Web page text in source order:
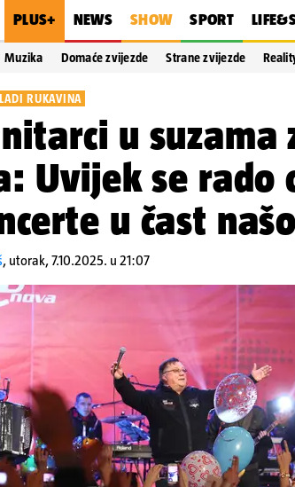
PLUS+ NEWS SHOW SPORT
Muzika Domaće zvijezde Strane zvijezde
RUKAVINA
u suzama
Uvijek se rado
u čast
, utorak, 7.10.2025. u 21:07